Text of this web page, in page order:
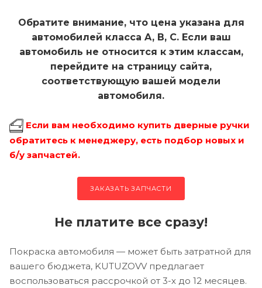
Обратите внимание, что цена указана для
автомобилей класса A, B, C. Если ваш
автомобиль не относится к этим классам,
перейдите на страницу сайта,
соответствующую вашей модели
автомобиля.
Если вам необходимо купить дверные ручки
обратитесь к менеджеру, есть подбор новых и
б/у запчастей.
ЗАКАЗАТЬ ЗАПЧАСТИ
Не платите все сразу!
Покраска автомобиля — может быть затратной для
вашего бюджета, KUTUZOVV предлагает
воспользоваться рассрочкой от 3-х до 12 месяцев.